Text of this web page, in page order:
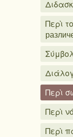
Περὶ
Περὶ
Περὶ
Περὶ